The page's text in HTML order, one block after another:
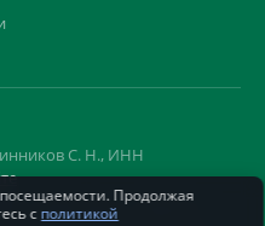
С. Н., ИНН
приём врача. Имеются
Продолжая
с политикой